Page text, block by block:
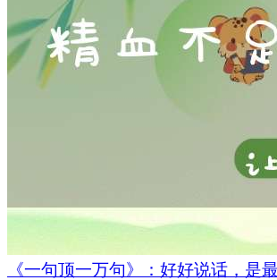
《一句顶一万句》：好好说话，是